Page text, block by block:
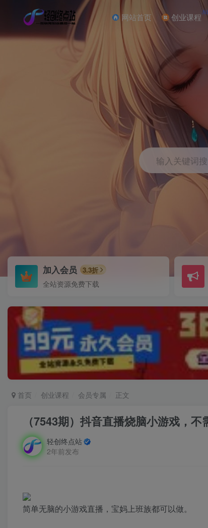
网站首页 创业课程
输入关键词
加入会员 3.3折
全站资源免费下载
首页 创业课程 会员专属 正文
（7543期）抖音直播烧脑小游戏，
轻创终点站
2年前发布
简单无脑的小游戏直播，宝妈上班族都可以做。